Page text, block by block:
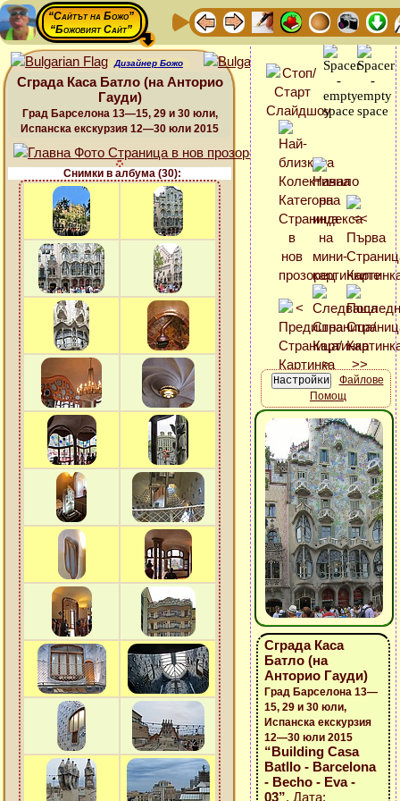
“Сайтът на Божо”
“Божовият Сайт”
Дизайнер Божо
Сграда Каса Батло (на Анторио
Гауди)
Град Барселона 13—15, 29 и 30 юли,
Испанска екскурзия 12—30 юли 2015
Снимки в албума (30):
Файлове
Помощ
Сграда Каса
Батло (на
Анторио Гауди)
Град Барселона 13—
15, 29 и 30 юли,
Испанска екскурзия
12—30 юли 2015
“Building Casa
Batllo - Barcelona
- Becho - Eva -
03”, Дата: